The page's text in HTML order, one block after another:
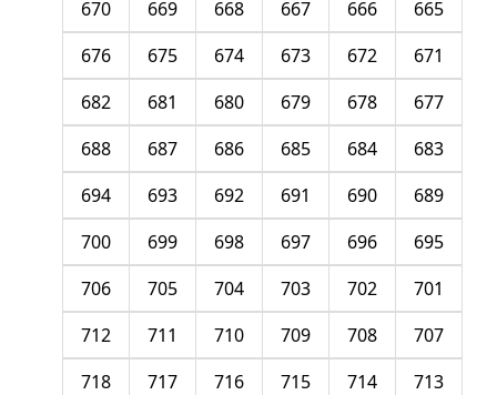
665
666
667
668
669
670
671
672
673
674
675
676
677
678
679
680
681
682
683
684
685
686
687
688
689
690
691
692
693
694
695
696
697
698
699
700
701
702
703
704
705
706
707
708
709
710
711
712
713
714
715
716
717
718